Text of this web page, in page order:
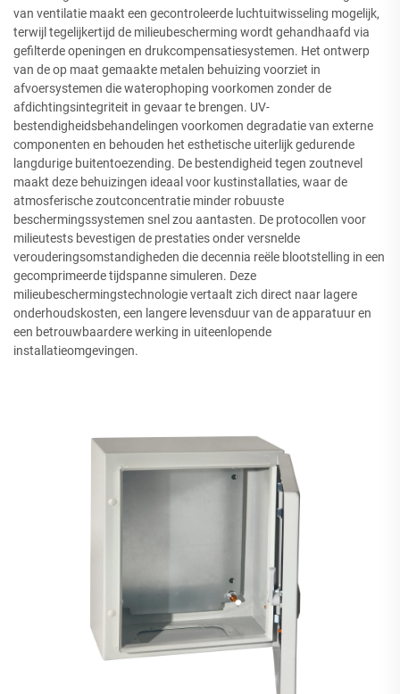
van ventilatie maakt een gecontroleerde luchtuitwisseling mogelijk,
terwijl tegelijkertijd de milieubescherming wordt gehandhaafd via
gefilterde openingen en drukcompensatiesystemen. Het ontwerp
van de op maat gemaakte metalen behuizing voorziet in
afvoersystemen die waterophoping voorkomen zonder de
afdichtingsintegriteit in gevaar te brengen. UV-
bestendigheidsbehandelingen voorkomen degradatie van externe
componenten en behouden het esthetische uiterlijk gedurende
langdurige buitentoezending. De bestendigheid tegen zoutnevel
maakt deze behuizingen ideaal voor kustinstallaties, waar de
atmosferische zoutconcentratie minder robuuste
beschermingssystemen snel zou aantasten. De protocollen voor
milieutests bevestigen de prestaties onder versnelde
verouderingsomstandigheden die decennia reële blootstelling in een
gecomprimeerde tijdspanne simuleren. Deze
milieubeschermingstechnologie vertaalt zich direct naar lagere
onderhoudskosten, een langere levensduur van de apparatuur en
een betrouwbaardere werking in uiteenlopende
installatieomgevingen.